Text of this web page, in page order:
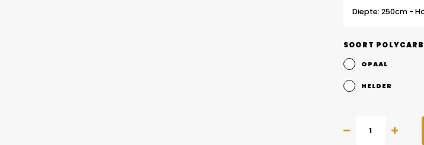
Diepte: 250cm -
SOORT
OPAAL
HELDER